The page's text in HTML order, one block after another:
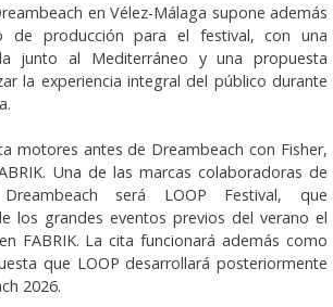
en Vélez-Málaga supone además
de producción para el festival, con una
junto al Mediterráneo y una propuesta
la experiencia integral del público durante
motores antes de Dreambeach con Fisher,
Una de las marcas colaboradoras de
será LOOP Festival, que
los grandes eventos previos del verano el
FABRIK. La cita funcionará además como
que LOOP desarrollará posteriormente
2026.